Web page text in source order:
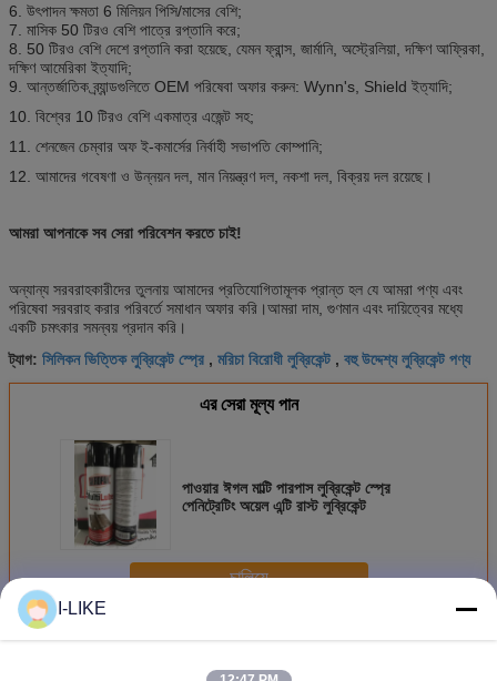
6. উৎপাদন ক্ষমতা 6 মিলিয়ন পিসি/মাসের বেশি;
7. মাসিক 50 টিরও বেশি পাত্রে রপ্তানি করে;
8. 50 টিরও বেশি দেশে রপ্তানি করা হয়েছে, যেমন ফ্রান্স, জার্মানি, অস্ট্রেলিয়া, দক্ষিণ আফ্রিকা,
দক্ষিণ আমেরিকা ইত্যাদি;
9. আন্তর্জাতিক ব্র্যান্ডগুলিতে OEM পরিষেবা অফার করুন: Wynn's, Shield ইত্যাদি;
10. বিশ্বের 10 টিরও বেশি একমাত্র এজেন্ট সহ;
11. শেনজেন চেম্বার অফ ই-কমার্সের নির্বাহী সভাপতি কোম্পানি;
12. আমাদের গবেষণা ও উন্নয়ন দল, মান নিয়ন্ত্রণ দল, নকশা দল, বিক্রয় দল রয়েছে।
আমরা আপনাকে সব সেরা পরিবেশন করতে চাই!
অন্যান্য সরবরাহকারীদের তুলনায় আমাদের প্রতিযোগিতামূলক প্রান্ত হল যে আমরা পণ্য এবং
পরিষেবা সরবরাহ করার পরিবর্তে সমাধান অফার করি।আমরা দাম, গুণমান এবং দায়িত্বের মধ্যে
একটি চমৎকার সমন্বয় প্রদান করি।
ট্যাগ: সিলিকন ভিত্তিক লুব্রিকেন্ট স্প্রে , মরিচা বিরোধী লুব্রিকেন্ট , বহু উদ্দেশ্য লুব্রিকেন্ট পণ্য
এর সেরা মূল্য পান
পাওয়ার ঈগল মাল্টি পারপাস লুব্রিকেন্ট স্প্রে
পেনিট্রেটিং অয়েল এন্টি রাস্ট লুব্রিকেন্ট
চালিয়ে
অধিকমাল্টি পারপাস লুব্রিকেন্ট স্প্রে
I-LIKE